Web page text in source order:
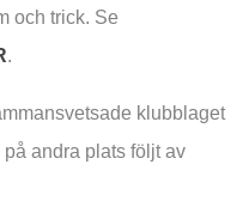
och trick. Se
.
klubblaget
andra plats följt av